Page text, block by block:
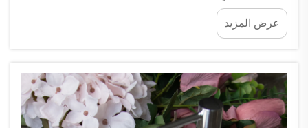
تبدو فريدةً حقًّا. وعندما تضع ساعة فاخرة على حامل
رخامي، فإنها تلفت انتباه المشترين كما تمنح إحساسًا
بالرقي. الرخام...
عرض المزيد